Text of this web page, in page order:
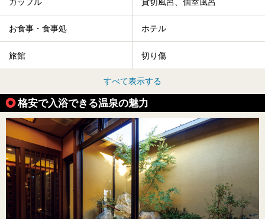
カップル 貸切風呂、個室風呂
お食事・食事処 ホテル
旅館 切り傷
すべて表示する
格安で入浴できる温泉の魅力